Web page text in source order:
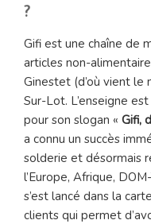
?
Gifi est une chaîne de
articles non-
Ginestet (d’où vient le
Sur-Lot. L’enseigne
pour son slogan « Gifi,
a connu un succès
solderie et désormais
l’Europe, Afrique,
s’est lancé dans la
clients qui permet